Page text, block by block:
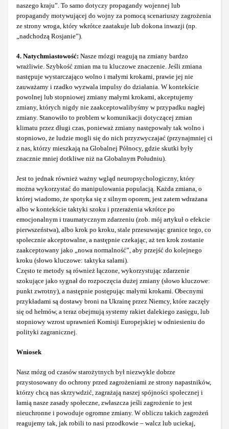
naszego kraju”. To samo dotyczy propagandy wojennej lub
propagandy motywującej do wojny za pomocą scenariuszy zagrożenia
ze strony wroga, który wkrótce zaatakuje lub dokona inwazji (np.
„nadchodzą Rosjanie”).
4. Natychmiastowość: Nasze mózgi reagują na zmiany bardzo
wrażliwie. Szybkość zmian ma tu kluczowe znaczenie. Jeśli zmiana
następuje wystarczająco wolno i małymi krokami, prawie jej nie
zauważamy i rzadko wyzwala impulsy do działania. W kontekście
powolnej lub stopniowej zmiany małymi krokami, akceptujemy
zmiany, których nigdy nie zaakceptowalibyśmy w przypadku nagłej
zmiany. Stanowiło to problem w komunikacji dotyczącej zmian
klimatu przez długi czas, ponieważ zmiany następowały tak wolno i
stopniowo, że ludzie mogli się do nich przyzwyczajać (przynajmniej ci
z nas, którzy mieszkają na Globalnej Północy, gdzie skutki były
znacznie mniej dotkliwe niż na Globalnym Południu).
Jest to jednak również ważny wgląd neuropsychologiczny, który
można wykorzystać do manipulowania populacją. Każda zmiana, o
której wiadomo, że spotyka się z silnym oporem, jest zatem wdrażana
albo w kontekście taktyki szoku i przerażenia wkrótce po
emocjonalnym i traumatycznym zdarzeniu (zob. mój artykuł o efekcie
pierwszeństwa), albo krok po kroku, stale przesuwając granice tego, co
społecznie akceptowalne, a następnie czekając, aż ten krok zostanie
zaakceptowany jako „nowa normalność”, aby przejść do kolejnego
kroku (słowo kluczowe: taktyka salami).
Często te metody są również łączone, wykorzystując zdarzenie
szokujące jako sygnał do rozpoczęcia dużej zmiany (słowo kluczowe:
punkt zwrotny), a następnie postępując małymi krokami. Obecnymi
przykładami są dostawy broni na Ukrainę przez Niemcy, które zaczęły
się od hełmów, a teraz obejmują systemy rakiet dalekiego zasięgu, lub
stopniowy wzrost uprawnień Komisji Europejskiej w odniesieniu do
polityki zagranicznej.
Wniosek
Nasz mózg od czasów starożytnych był niezwykle dobrze
przystosowany do ochrony przed zagrożeniami ze strony napastników,
którzy chcą nas skrzywdzić, zagrażają naszej spójności społecznej i
łamią nasze zasady społeczne, zwłaszcza jeśli zagrożenie to jest
nieuchronne i powoduje ogromne zmiany. W obliczu takich zagrożeń
reagujemy tak, jak robili to nasi przodkowie – walcz lub uciekaj,